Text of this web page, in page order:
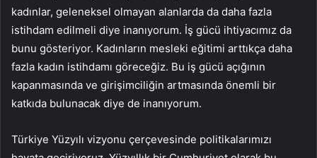
kadınlar, geleneksel olmayan alanlarda da daha fazla
istihdam edilmeli diye inanıyorum. İş gücü ihtiyacımız da
bunu gösteriyor. Kadınların mesleki eğitimi arttıkça daha
fazla kadın istihdamı göreceğiz. Bu iş gücü açığının
kapanmasında ve girişimciliğin artmasında önemli bir
katkıda bulunacak diye de inanıyorum.
Türkiye Yüzyılı vizyonu çerçevesinde politikalarımızı